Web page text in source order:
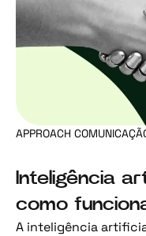
APPROACH
Inteligência
como
A inteligência